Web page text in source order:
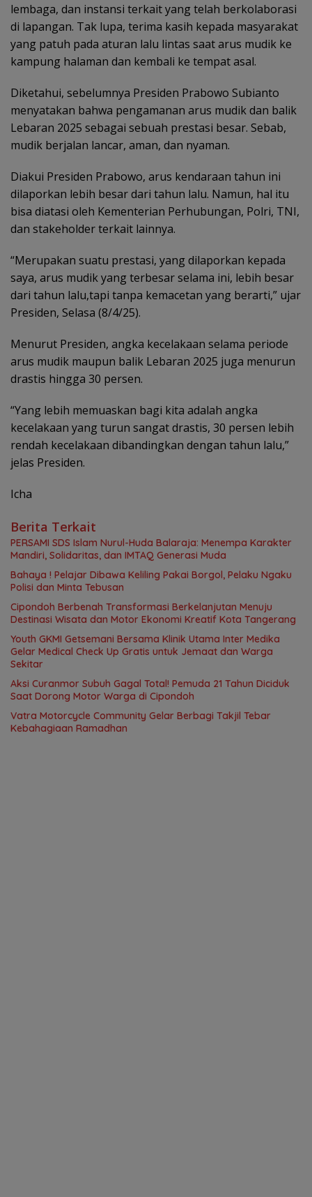
lembaga, dan instansi terkait yang telah berkolaborasi
di lapangan. Tak lupa, terima kasih kepada masyarakat
yang patuh pada aturan lalu lintas saat arus mudik ke
kampung halaman dan kembali ke tempat asal.
Diketahui, sebelumnya Presiden Prabowo Subianto
menyatakan bahwa pengamanan arus mudik dan balik
Lebaran 2025 sebagai sebuah prestasi besar. Sebab,
mudik berjalan lancar, aman, dan nyaman.
Diakui Presiden Prabowo, arus kendaraan tahun ini
dilaporkan lebih besar dari tahun lalu. Namun, hal itu
bisa diatasi oleh Kementerian Perhubungan, Polri, TNI,
dan stakeholder terkait lainnya.
“Merupakan suatu prestasi, yang dilaporkan kepada
saya, arus mudik yang terbesar selama ini, lebih besar
dari tahun lalu,tapi tanpa kemacetan yang berarti,” ujar
Presiden, Selasa (8/4/25).
Menurut Presiden, angka kecelakaan selama periode
arus mudik maupun balik Lebaran 2025 juga menurun
drastis hingga 30 persen.
“Yang lebih memuaskan bagi kita adalah angka
kecelakaan yang turun sangat drastis, 30 persen lebih
rendah kecelakaan dibandingkan dengan tahun lalu,”
jelas Presiden.
Icha
Berita Terkait
PERSAMI SDS Islam Nurul-Huda Balaraja: Menempa Karakter
Mandiri, Solidaritas, dan IMTAQ Generasi Muda
Bahaya ! Pelajar Dibawa Keliling Pakai Borgol, Pelaku Ngaku
Polisi dan Minta Tebusan
Cipondoh Berbenah Transformasi Berkelanjutan Menuju
Destinasi Wisata dan Motor Ekonomi Kreatif Kota Tangerang
Youth GKMI Getsemani Bersama Klinik Utama Inter Medika
Gelar Medical Check Up Gratis untuk Jemaat dan Warga
Sekitar
Aksi Curanmor Subuh Gagal Total! Pemuda 21 Tahun Diciduk
Saat Dorong Motor Warga di Cipondoh
Vatra Motorcycle Community Gelar Berbagi Takjil Tebar
Kebahagiaan Ramadhan